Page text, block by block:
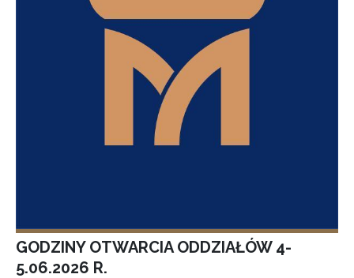
GODZINY OTWARCIA ODDZIAŁÓW 4-
5.06.2026 R.